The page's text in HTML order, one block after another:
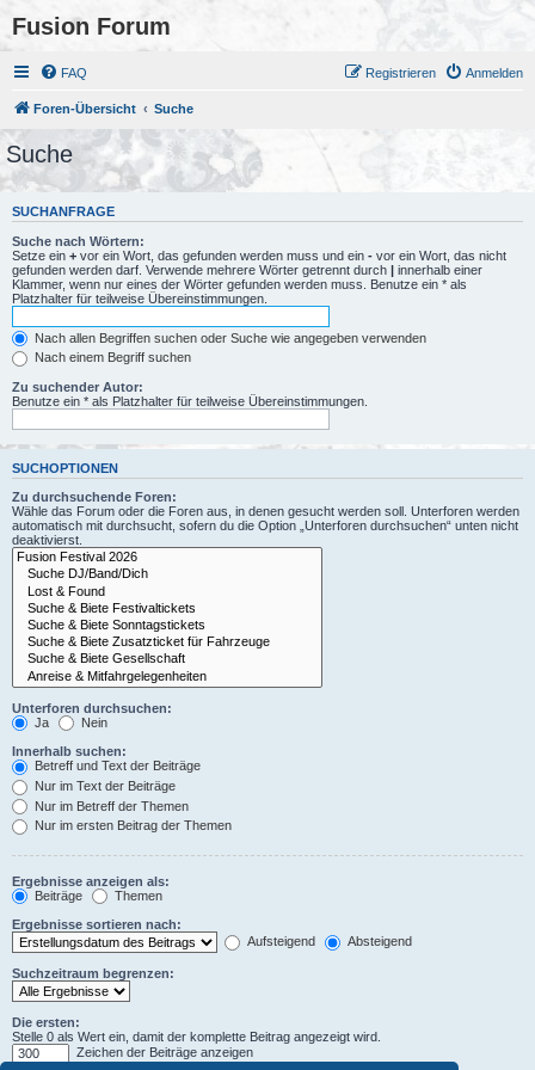
Fusion Forum
FAQ Anmelden
Registrieren
Foren-Übersicht Suche
Suche
SUCHANFRAGE
Suche nach Wörtern:
Setze ein + vor ein Wort, das gefunden werden muss und ein - vor ein Wort, das nicht
gefunden werden darf. Verwende mehrere Wörter getrennt durch | innerhalb einer
Klammer, wenn nur eines der Wörter gefunden werden muss. Benutze ein * als
Platzhalter für teilweise Übereinstimmungen.
Nach allen Begriffen suchen oder Suche wie angegeben verwenden
Nach einem Begriff suchen
Zu suchender Autor:
Benutze ein * als Platzhalter für teilweise Übereinstimmungen.
SUCHOPTIONEN
Zu durchsuchende Foren:
Wähle das Forum oder die Foren aus, in denen gesucht werden soll. Unterforen werden
automatisch mit durchsucht, sofern du die Option „Unterforen durchsuchen“ unten nicht
deaktivierst.
Unterforen durchsuchen:
Ja
Nein
Innerhalb suchen:
Betreff und Text der Beiträge
Nur im Text der Beiträge
Nur im Betreff der Themen
Nur im ersten Beitrag der Themen
Ergebnisse anzeigen als:
Beiträge
Themen
Ergebnisse sortieren nach:
Aufsteigend
Absteigend
Suchzeitraum begrenzen:
Die ersten:
Stelle 0 als Wert ein, damit der komplette Beitrag angezeigt wird.
Zeichen der Beiträge anzeigen